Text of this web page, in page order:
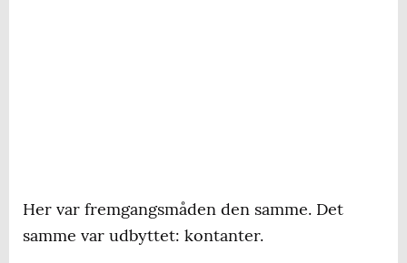
Her var fremgangsmåden den samme. Det
samme var udbyttet: kontanter.